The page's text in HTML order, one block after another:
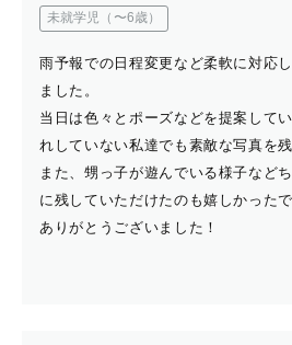
未就学児（〜6歳）
雨予報での日程変更など柔軟に対応
ました。
当日は色々とポーズなどを提案して
れしていない私達でも素敵な写真を
また、甥っ子が遊んでいる様子など
に残していただけたのも嬉しかった
ありがとうございました！